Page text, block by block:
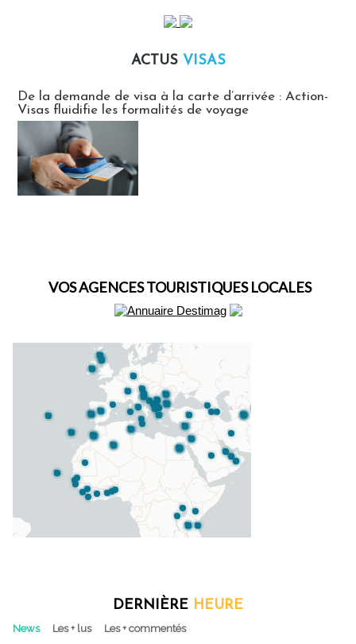
ACTUS VISAS
De la demande de visa à la carte d’arrivée : Action-
Visas fluidifie les formalités de voyage
VOS AGENCES TOURISTIQUES LOCALES
DERNIÈRE HEURE
News Les + lus Les + commentés